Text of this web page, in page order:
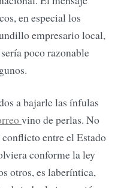
en especial los
empresario local,
poco razonable
a bajarle las ínfulas
vino de perlas. No
entre el Estado
conforme la ley
otros, es laberíntica,